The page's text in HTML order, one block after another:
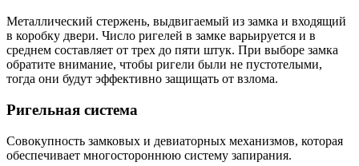
Металлический стержень, выдвигаемый из замка и входящий
в коробку двери. Число ригелей в замке варьируется и в
среднем составляет от трех до пяти штук. При выборе замка
обратите внимание, чтобы ригели были не пустотелыми,
тогда они будут эффективно защищать от взлома.
Ригельная система
Совокупность замковых и девиаторных механизмов, которая
обеспечивает многостороннюю систему запирания.